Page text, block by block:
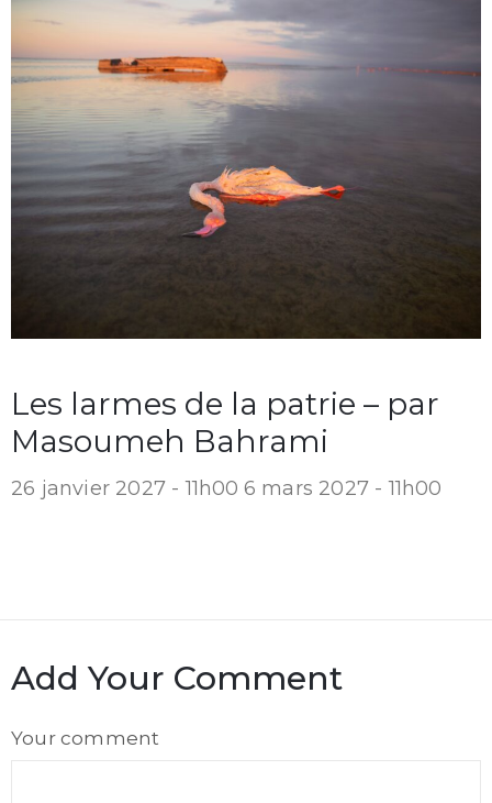
Les larmes de la patrie – par
Masoumeh Bahrami
26 janvier 2027 - 11h00 6 mars 2027 - 11h00
Add Your Comment
Your comment